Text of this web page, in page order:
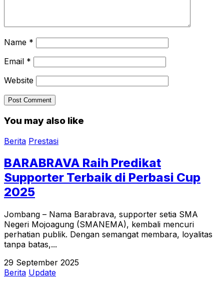
Name *
Email *
Website
You may also like
Berita Prestasi
BARABRAVA Raih Predikat
Supporter Terbaik di Perbasi Cup
2025
Jombang – Nama Barabrava, supporter setia SMA
Negeri Mojoagung (SMANEMA), kembali mencuri
perhatian publik. Dengan semangat membara, loyalitas
tanpa batas,...
29 September 2025
Berita Update